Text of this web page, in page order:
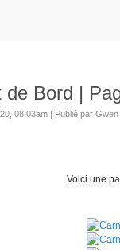
de Bord |
08:03am | Publié par Gwen
Voici une